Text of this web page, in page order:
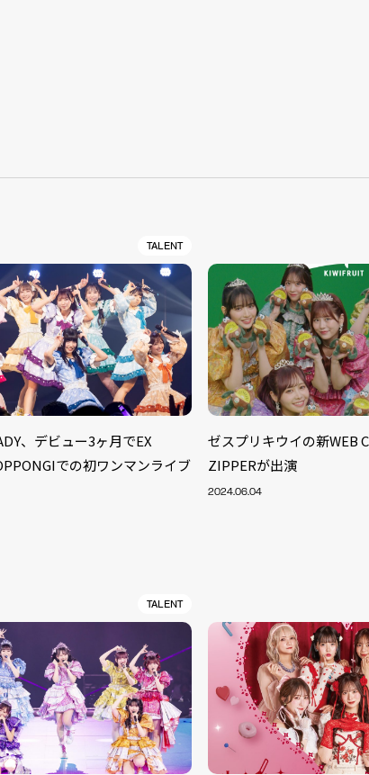
TALENT
、デビュー3ヶ月でEX
での初ワンマンライブ
ゼスプリキウイの新WEB
ZIPPERが出演
2024.06.04
TALENT